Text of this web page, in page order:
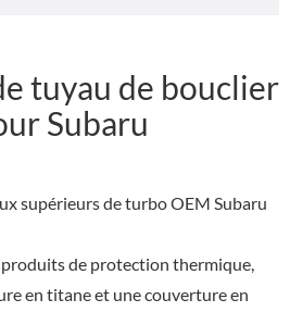
tuyau de bouclier
Subaru
supérieurs de turbo OEM Subaru
de protection thermique,
en titane et une couverture en